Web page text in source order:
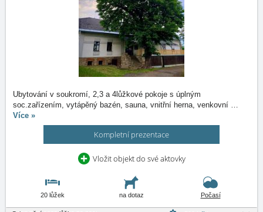
Ubytování v soukromí, 2,3 a 4lůžkové pokoje s úplným
soc.zařízením, vytápěný bazén, sauna, vnitřní herna, venkovní …
Více »
Kompletní prezentace
Vložit objekt do své aktovky
20 lůžek na dotaz Počasí